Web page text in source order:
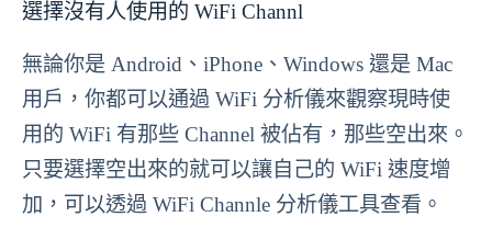
選擇沒有人使用的 WiFi Channl
無論你是 Android、iPhone、Windows 還是 Mac
用戶，你都可以通過 WiFi 分析儀來觀察現時使
用的 WiFi 有那些 Channel 被佔有，那些空出來。
只要選擇空出來的就可以讓自己的 WiFi 速度增
加，可以透過 WiFi Channle 分析儀工具查看。